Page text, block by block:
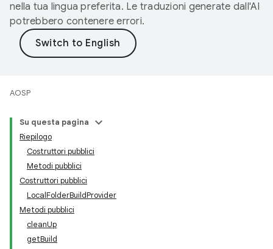
nella tua lingua preferita. Le traduzioni generate dall'AI
potrebbero contenere errori.
AOSP
Su questa pagina
Riepilogo
Costruttori pubblici
Metodi pubblici
Costruttori pubblici
LocalFolderBuildProvider
Metodi pubblici
cleanUp
getBuild